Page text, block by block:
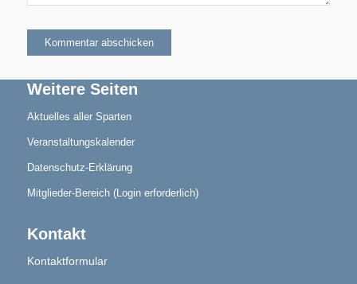
Termine/Training
Blindensport
Weitere Seiten
Aktuelles aller Sparten
Veranstaltungskalender
Datenschutz-Erklärung
Mitglieder-Bereich (Login erforderlich)
Kontakt
Kontaktformular